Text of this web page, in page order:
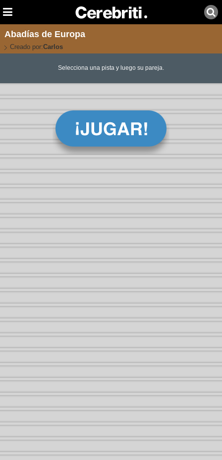
Abadías de Europa
Creado por:Carlos
Selecciona una pista y luego su pareja.